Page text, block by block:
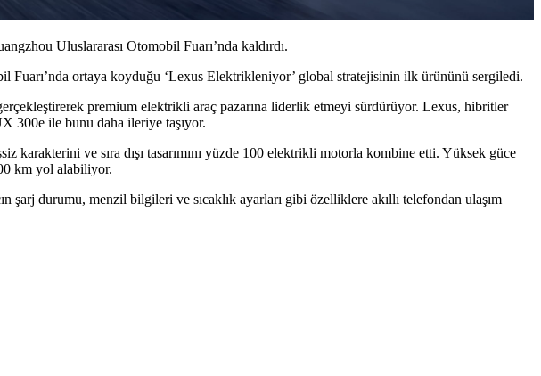
Uluslararası Otomobil Fuarı’nda kaldırdı.
ortaya koyduğu ‘Lexus Elektrikleniyor’ global stratejisinin ilk ürününü sergiledi.
premium elektrikli araç pazarına liderlik etmeyi sürdürüyor. Lexus, hibritler
300e ile bunu daha ileriye taşıyor.
ve sıra dışı tasarımını yüzde 100 elektrikli motorla kombine etti. Yüksek güce
km yol alabiliyor.
durumu, menzil bilgileri ve sıcaklık ayarları gibi özelliklere akıllı telefondan ulaşım